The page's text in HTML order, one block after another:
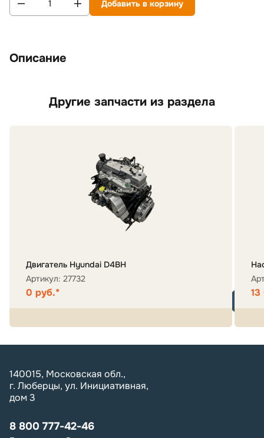
Добавить в корзину
Описание
Другие запчасти из раздела
Двигатель Hyundai D4BH
Артикул: 27732
0 руб.*
140015, Московская обл.,
г. Люберцы, ул. Инициативная,
дом 3
8 800 777-42-46